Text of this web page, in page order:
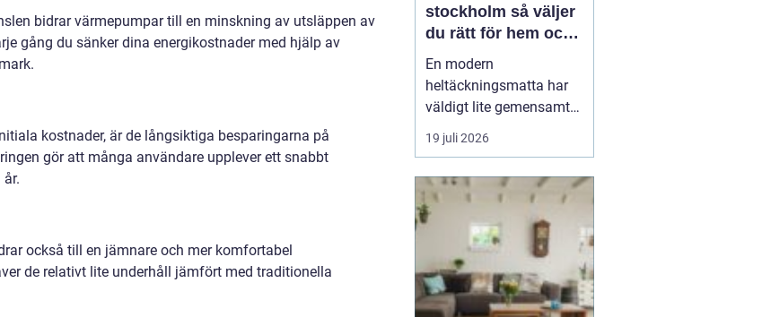
bidrar värmepumpar till en minskning av utsläppen av
gång du sänker dina energikostnader med hjälp av
kostnader, är de långsiktiga besparingarna på
gör att många användare upplever ett snabbt
också till en jämnare och mer komfortabel
de relativt lite underhåll jämfört med traditionella
stockholm så väljer
du rätt för hem och
kontor
En modern
heltäckningsmatta har
väldigt lite gemensamt
med de plastiga,
svårstädade varianterna
och 80-talet. I dag
handlar textilgolv om
design, komfort och
smarta material som
både är slitstarka och
lättskötta. För den som
19 juli 2026